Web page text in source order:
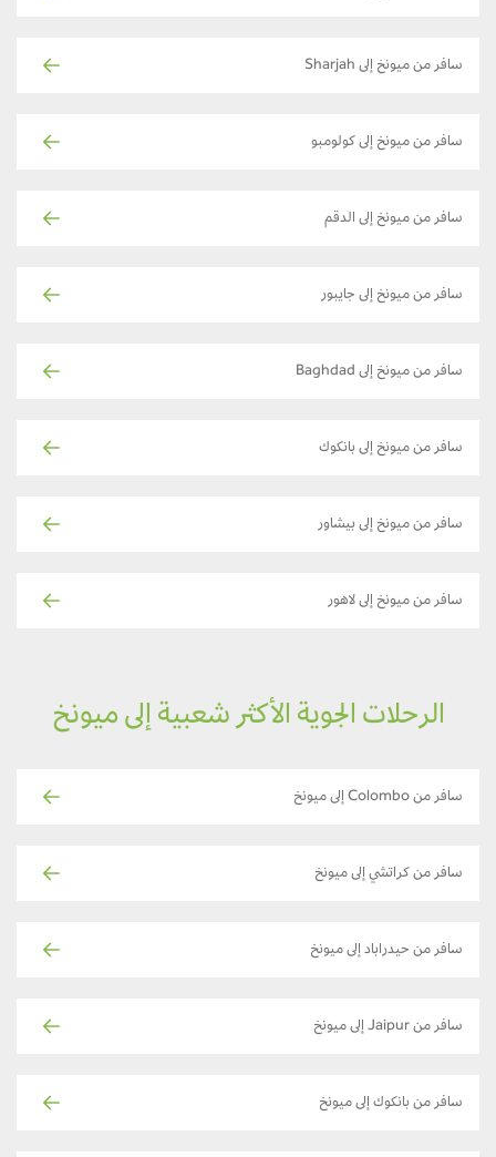
سافر من ميونخ إلى Sharjah
سافر من ميونخ إلى كولومبو
سافر من ميونخ إلى الدقم
سافر من ميونخ إلى جايبور
سافر من ميونخ إلى Baghdad
سافر من ميونخ إلى بانكوك
سافر من ميونخ إلى بيشاور
سافر من ميونخ إلى لاهور
الرحلات الجوية الأكثر شعبية إلى ميونخ
سافر من Colombo إلى ميونخ
سافر من كراتشي إلى ميونخ
سافر من حيدراباد إلى ميونخ
سافر من Jaipur إلى ميونخ
سافر من بانكوك إلى ميونخ